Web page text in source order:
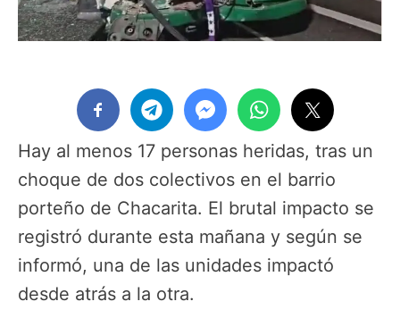
Hay al menos 17 personas heridas, tras un
choque de dos colectivos en el barrio
porteño de Chacarita. El brutal impacto se
registró durante esta mañana y según se
informó, una de las unidades impactó
desde atrás a la otra.